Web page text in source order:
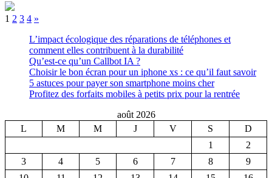
Pagination
publications
1 2 3 4 Next
»
L’impact écologique des réparations de téléphones et
comment elles contribuent à la durabilité
Qu’est-ce qu’un Callbot IA ?
Choisir le bon écran pour un iphone xs : ce qu’il faut savoir
5 astuces pour payer son smartphone moins cher
Profitez des forfaits mobiles à petits prix pour la rentrée
août 2026
L
M M J V S
D
1
2
3
4 5 6 7 8
9